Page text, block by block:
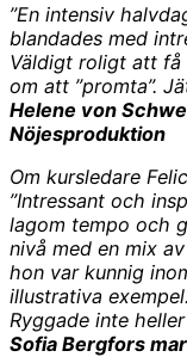
”En intensiv
blandades med
Väldigt roligt att få
om att ”promta”.
Helene von
Nöjesproduktion
Om kursledare
”Intressant och
lagom tempo och
nivå med en mix
hon var kunnig
illustrativa exempel.
Ryggade inte
Sofia Bergfors